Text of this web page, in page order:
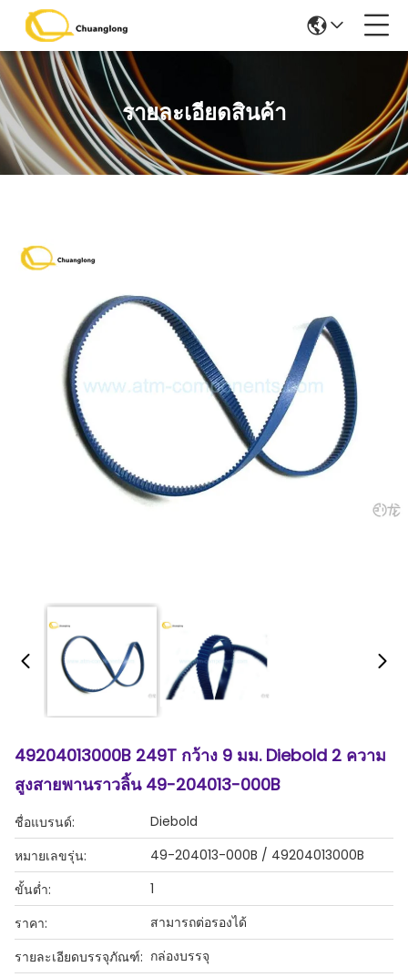
รายละเอียดสินค้า
49204013000B 249T กว้าง 9 มม. Diebold 2 ความ
สูงสายพานราวลิ้น 49-204013-000B
ชื่อแบรนด์:
Diebold
หมายเลขรุ่น:
49-204013-000B / 49204013000B
ขั้นต่ำ:
1
ราคา:
สามารถต่อรองได้
รายละเอียดบรรจุภัณฑ์: กล่องบรรจุ